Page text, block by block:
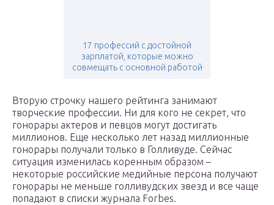
17 профессий с достойной
зарплатой, которые можно
совмещать с основной работой
Вторую строчку нашего рейтинга занимают
творческие профессии. Ни для кого не секрет, что
гонорары актеров и певцов могут достигать
миллионов. Еще несколько лет назад миллионные
гонорары получали только в Голливуде. Сейчас
ситуация изменилась коренным образом –
некоторые российские медийные персона получают
гонорары не меньше голливудских звезд и все чаще
попадают в списки журнала Forbes.